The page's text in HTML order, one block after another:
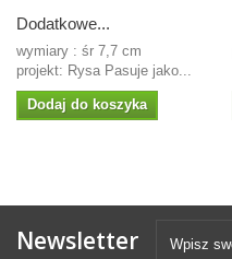
Dodatkowe...
wymiary : śr 7,7 cm
projekt: Rysa Pasuje jako...
Dodaj do koszyka
Newsletter